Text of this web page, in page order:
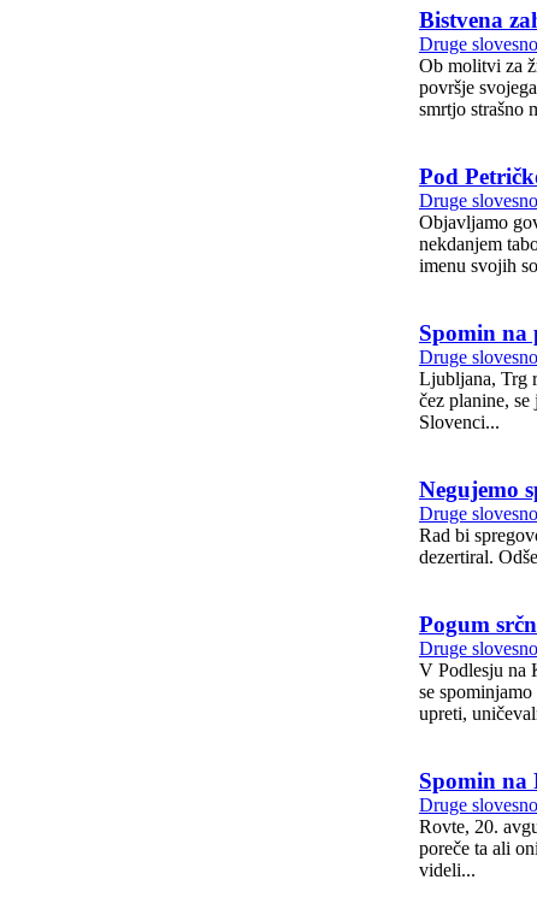
Bistvena
Druge
Ob molitvi za žrtve
površje
smrtjo strašno
Pod
Druge
Objavljamo
nekdanjem taborišču
imenu svojih
Spomin na
Druge
Ljubljana, Trg republike, 16. maj 2025 V teh majskih
čez planine,
Slovenci...
Negujemo
Druge
Rad bi
dezertiral.
Pogum
Druge
V Podlesju na
se
upreti,
Spomin na
Druge
Rovte, 20. avgust 2023 Kakor velja za vso zgodovino komunistične revolucije na
poreče ta ali
videli...